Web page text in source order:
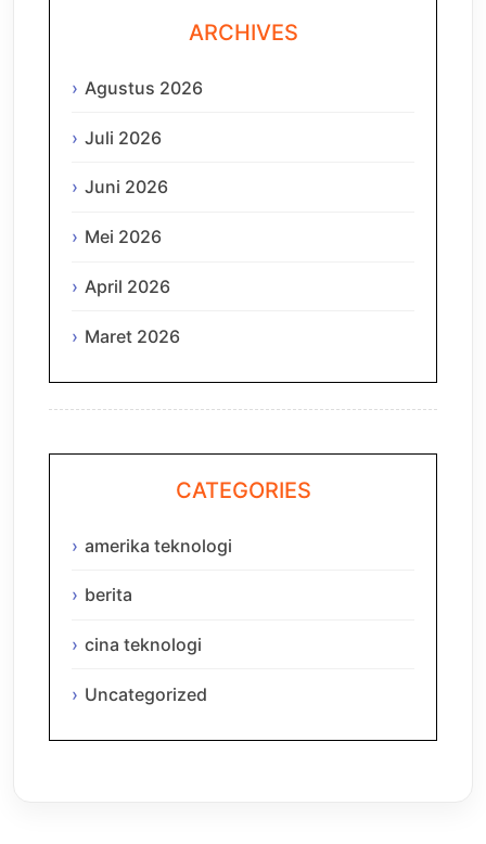
ARCHIVES
Agustus 2026
Juli 2026
Juni 2026
Mei 2026
April 2026
Maret 2026
CATEGORIES
amerika teknologi
berita
cina teknologi
Uncategorized